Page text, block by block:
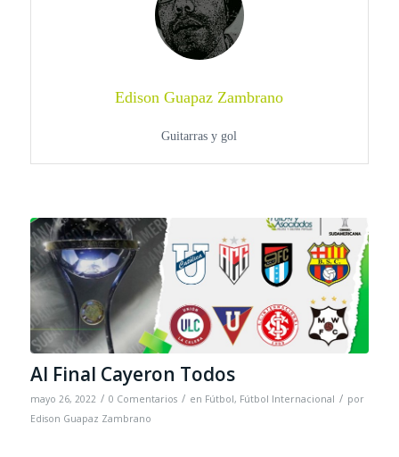
Edison Guapaz Zambrano
Guitarras y gol
Al Final Cayeron Todos
mayo 26, 2022 / 0 Comentarios / en Fútbol, Fútbol Internacional / por
Edison Guapaz Zambrano